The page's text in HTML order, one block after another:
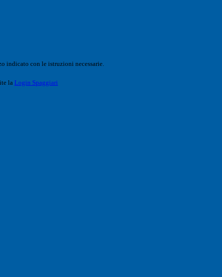
indicato con le istruzioni necessarie.
la Login Spaggiari